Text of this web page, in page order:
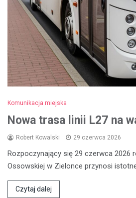
Komunikacja miejska
Nowa trasa linii L27 na
Robert Kowalski 29 czerwca 2026
Rozpoczynający się 29 czerwca 2026
Ossowskiej w Zielonce przynosi
Czytaj dalej